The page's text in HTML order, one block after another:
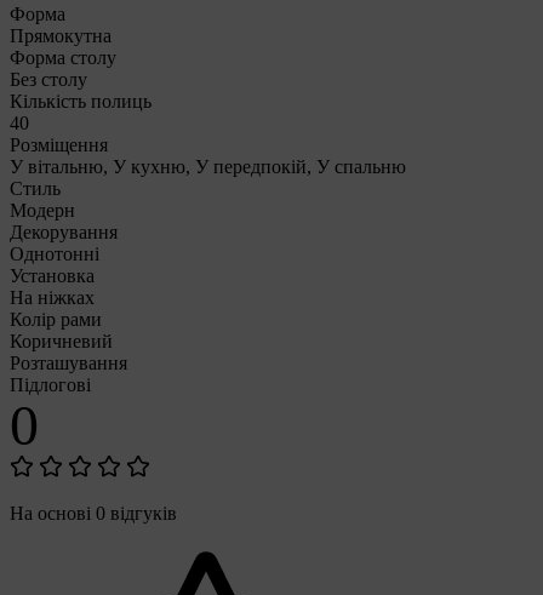
Форма
Прямокутна
Форма столу
Без столу
Кількість полиць
40
Розміщення
У вітальню, У кухню, У передпокій, У спальню
Стиль
Модерн
Декорування
Однотонні
Установка
На ніжках
Колір рами
Коричневий
Розташування
Підлогові
0
На основі 0 відгуків